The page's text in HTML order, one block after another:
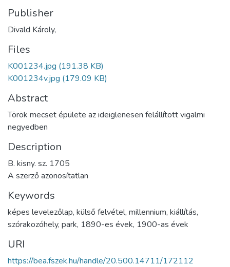
Publisher
Divald Károly,
Files
K001234.jpg (191.38 KB)
K001234v.jpg (179.09 KB)
Abstract
Török mecset épülete az ideiglenesen felállított vigalmi
negyedben
Description
B. kisny. sz. 1705
A szerző azonosítatlan
Keywords
képes levelezőlap, külső felvétel, millennium, kiállítás,
szórakozóhely, park, 1890-es évek, 1900-as évek
URI
https://bea.fszek.hu/handle/20.500.14711/172112